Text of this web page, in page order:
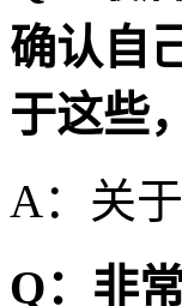
确认自
于这些
A：关
Q：非